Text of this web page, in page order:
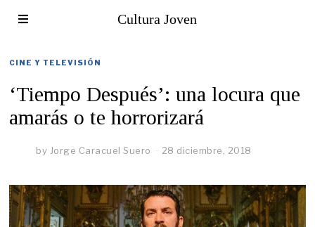
Cultura Joven
CINE Y TELEVISIÓN
‘Tiempo Después’: una locura que
amarás o te horrorizará
by Jorge Caracuel Suero 28 diciembre, 2018